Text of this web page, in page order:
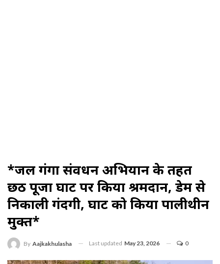
*जल गंगा संवर्धन अभियान के तहत
छठ पूजा घाट पर किया श्रमदान, डेम से
निकाली गंदगी, घाट को किया पालीथीन
मुक्त*
By Aajkakhulasha Last updated May 23, 2026 0